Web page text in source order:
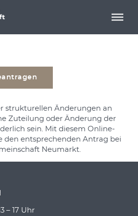
Änderung
strukturellen Änderungen an
Zuteilung oder Änderung der
sein. Mit diesem Online-
den entsprechenden Antrag bei
Neumarkt.
– 17 Uhr